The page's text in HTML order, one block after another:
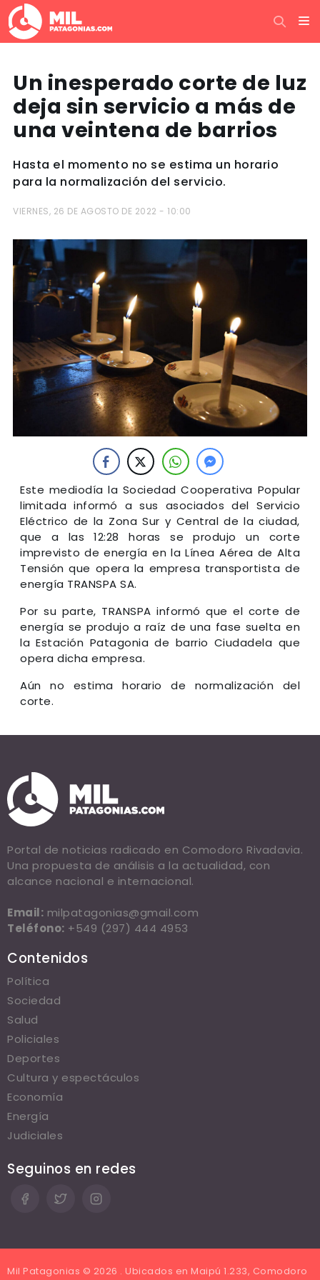
Un inesperado corte de luz
deja sin servicio a más de
una veintena de barrios
Hasta el momento no se estima un horario
para la normalización del servicio.
VIERNES, 26 DE AGOSTO DE 2022 - 10:00
Este mediodía la Sociedad Cooperativa Popular
limitada informó a sus asociados del Servicio
Eléctrico de la Zona Sur y Central de la ciudad,
que a las 12:28 horas se produjo un corte
imprevisto de energía en la Línea Aérea de Alta
Tensión que opera la empresa transportista de
energía TRANSPA SA.
Por su parte, TRANSPA informó que el corte de
energía se produjo a raíz de una fase suelta en
la Estación Patagonia de barrio Ciudadela que
opera dicha empresa.
Aún no estima horario de normalización del
corte.
Portal de noticias radicado en Comodoro Rivadavia.
Una propuesta de análisis a la actualidad, con
alcance nacional e internacional.
Email: milpatagonias@gmail.com
Teléfono: +549 (297) 444 4953
Contenidos
Política
Sociedad
Salud
Policiales
Deportes
Cultura y espectáculos
Economía
Energía
Judiciales
Seguinos en redes
Mil Patagonias © 2026 . Ubicados en Maipú 1.233, Comodoro